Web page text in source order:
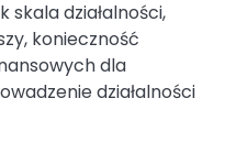
skala działalności,
konieczność
dla
działalności